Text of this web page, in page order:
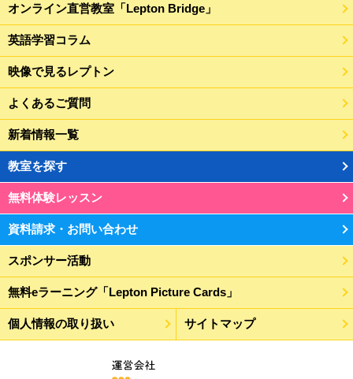
オンライン直営教室「Lepton Bridge」
英語学習コラム
映像で見るレプトン
よくあるご質問
新着情報一覧
教室を探す
無料体験レッスン
資料請求・お問い合わせ
スポンサー活動
無料eラーニング「Lepton Picture Cards」
個人情報の取り扱い サイトマップ